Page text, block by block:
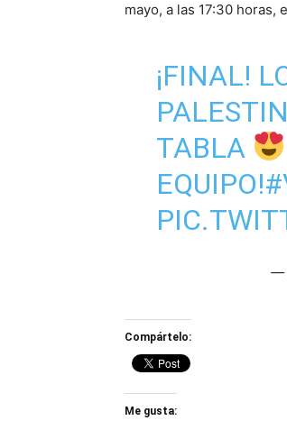
mayo, a las 17:30 horas,
¡FINAL!
TABLA
EQUIPO!
—
Compártelo:
Me gusta: